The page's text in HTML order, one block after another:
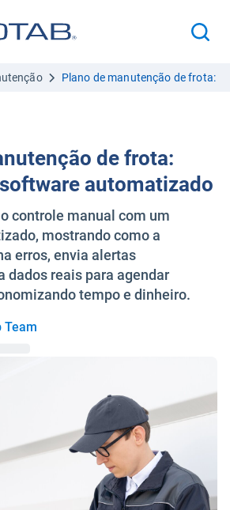
Plano de manutenção de frota:
de frota:
automatizado
controle manual com um
mostrando como a
erros, envia alertas
dados reais para agendar
tempo e dinheiro.
Team